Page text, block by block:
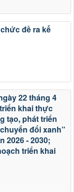
đề ra kế
22 tháng 4
khai thực
tạo, phát triển
đổi xanh”
2026 - 2030;
triển khai